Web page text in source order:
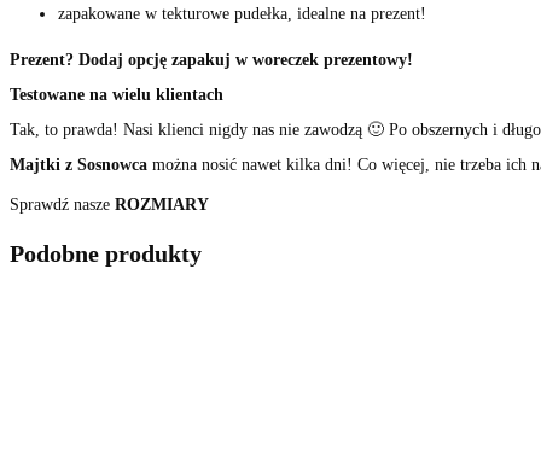
zapakowane w tekturowe pudełka, idealne na prezent!
Prezent? Dodaj opcję zapakuj w woreczek prezentowy!
Testowane na wielu klientach
Tak, to prawda! Nasi klienci nigdy nas nie zawodzą 🙂 Po obszernych i
Majtki z Sosnowca można nosić nawet kilka dni! Co więcej, nie trzeba ich
Sprawdź nasze ROZMIARY
Podobne produkty